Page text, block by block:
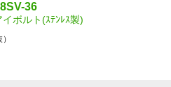
36
ボルト(ｽﾃﾝﾚｽ製)